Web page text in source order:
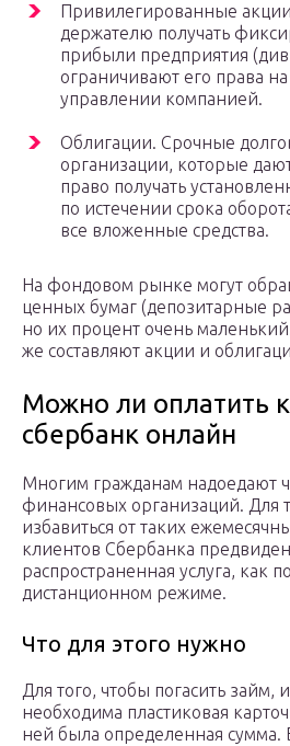
Привилегированные
держателю получать
прибыли предприятия
ограничивают его права на
управлении компанией.
Облигации. Срочные
организации, которые
право получать
по истечении срока
все вложенные средства.
На фондовом рынке могут
ценных бумаг (депозитарные
но их процент очень
же составляют акции и
Можно ли оплатить
сбербанк онлайн
Многим гражданам надоедают
финансовых организаций. Для
избавиться от таких
клиентов Сбербанка
распространенная услуга, как
дистанционном режиме.
Что для этого нужно
Для того, чтобы погасить займ,
необходима пластиковая
ней была определенная сумма.